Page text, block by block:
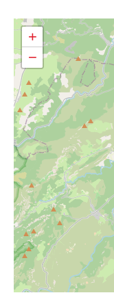
+
−